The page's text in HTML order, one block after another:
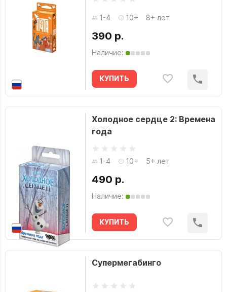
1-4 10+ 8+ лет
390 р.
Наличие:
КУПИТЬ
Холодное сердце 2: Времена
года
1-4 10+ 5+ лет
490 р.
Наличие:
КУПИТЬ
Супермегабинго